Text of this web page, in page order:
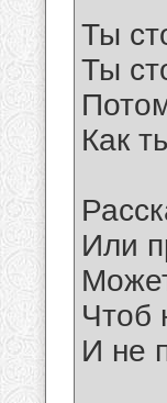
Ты
Ты
Как
Или
Чтоб
И не